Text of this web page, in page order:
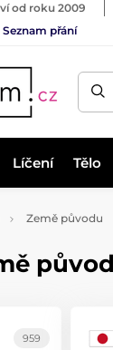
od roku 2009
Seznam přání
Líčení Tělo
Země původu
959